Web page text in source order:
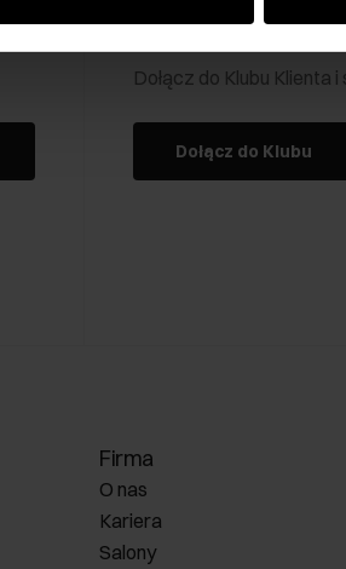
Klub Klienta
Dołącz do Klubu
Dołącz do Klubu
Firma
O nas
Kariera
Salony